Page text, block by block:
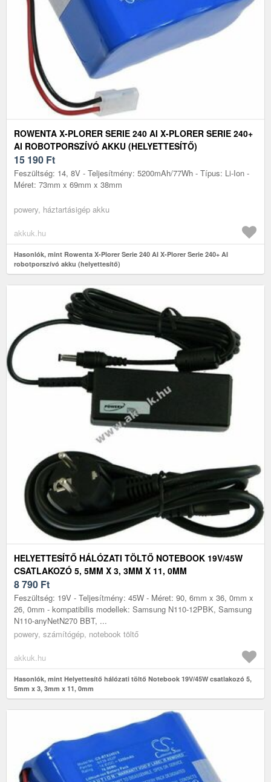
ROWENTA X-PLORER SERIE 240 AI X-PLORER SERIE 240+
AI ROBOTPORSZÍVÓ AKKU (HELYETTESÍTŐ)
15 190 Ft
Feszültség: 14, 8V - Teljesítmény: 5200mAh/77Wh - Típus: Li-Ion -
Méret: 73mm x 69mm x 38mm
powery, háztartásigép akku
akkuk.hu
Hasonlók, mint Rowenta X-Plorer Serie 240 AI X-Plorer Serie 240+ AI
robotporszívó akku (helyettesítő)
HELYETTESÍTŐ HÁLÓZATI TÖLTŐ NOTEBOOK 19V/45W
CSATLAKOZÓ 5, 5MM X 3, 3MM X 11, 0MM
8 790 Ft
Feszültség: 19V - Teljesítmény: 45W - Méret: 90, 6mm x 36, 0mm x
26, 0mm - kompatibilis modellek: Samsung N110-12PBK, Samsung
N110-anyNetN270 BBT, ...
powery, számítógép, notebook töltő
akkuk.hu
Hasonlók, mint Helyettesítő hálózati töltő Notebook 19V/45W csatlakozó 5,
5mm x 3, 3mm x 11, 0mm